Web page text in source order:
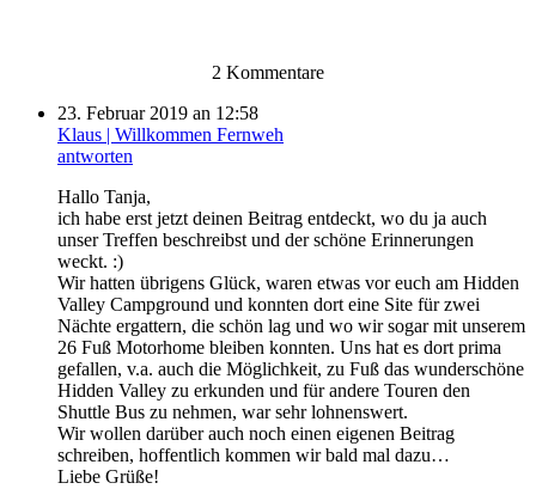
2 Kommentare
23. Februar 2019 an 12:58
Klaus | Willkommen Fernweh
antworten
Hallo Tanja,
ich habe erst jetzt deinen Beitrag entdeckt, wo du ja auch
unser Treffen beschreibst und der schöne Erinnerungen
weckt. :)
Wir hatten übrigens Glück, waren etwas vor euch am Hidden
Valley Campground und konnten dort eine Site für zwei
Nächte ergattern, die schön lag und wo wir sogar mit unserem
26 Fuß Motorhome bleiben konnten. Uns hat es dort prima
gefallen, v.a. auch die Möglichkeit, zu Fuß das wunderschöne
Hidden Valley zu erkunden und für andere Touren den
Shuttle Bus zu nehmen, war sehr lohnenswert.
Wir wollen darüber auch noch einen eigenen Beitrag
schreiben, hoffentlich kommen wir bald mal dazu…
Liebe Grüße!